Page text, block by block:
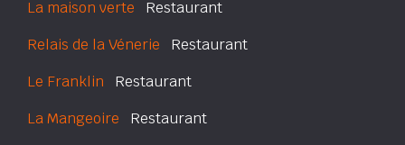
La maison verte Restaurant
Relais de la Vénerie Restaurant
Le Franklin Restaurant
La Mangeoire Restaurant